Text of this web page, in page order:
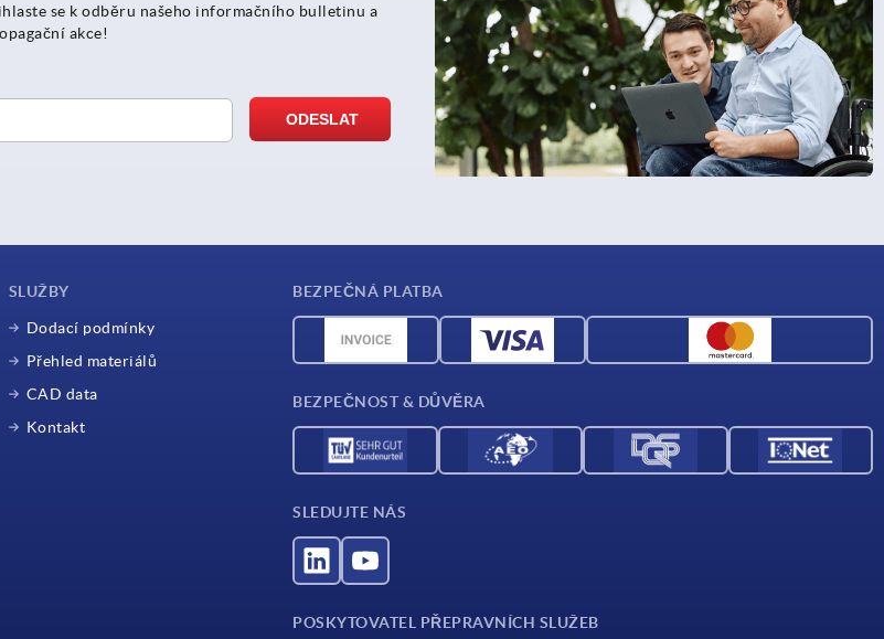
se k odběru našeho informačního bulletinu a
akce!
SLUŽBY
Dodací podmínky
Přehled materiálů
CAD data
Kontakt
BEZPEČNÁ PLATBA
BEZPEČNOST & DŮVĚRA
SLEDUJTE NÁS
POSKYTOVATEL PŘEPRAVNÍCH SLUŽEB